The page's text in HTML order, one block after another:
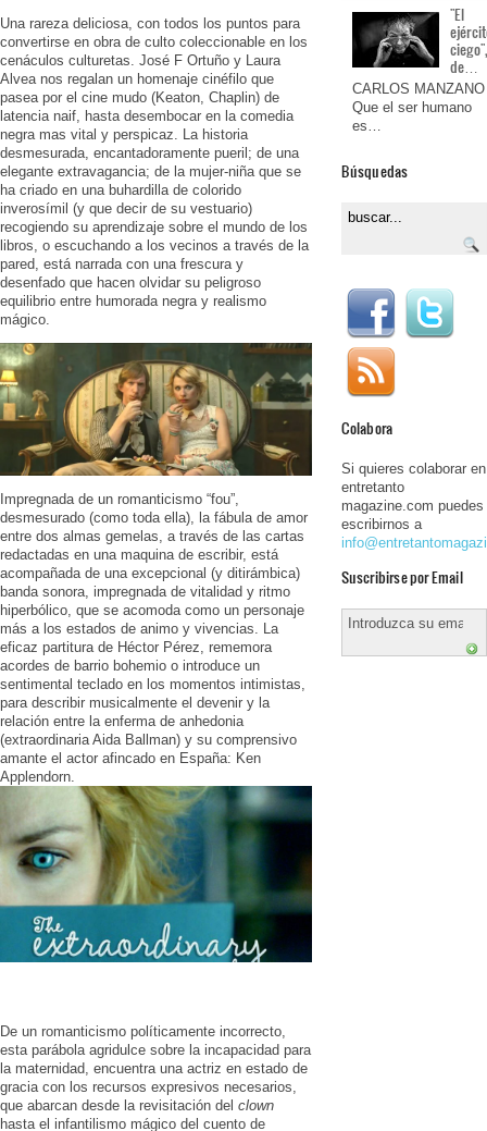
Una rareza deliciosa, con todos los puntos para
convertirse en obra de culto coleccionable en los
cenáculos culturetas. José F Ortuño y Laura
Alvea nos regalan un homenaje cinéfilo que
pasea por el cine mudo (Keaton, Chaplin) de
latencia naif, hasta desembocar en la comedia
negra mas vital y perspicaz. La historia
desmesurada, encantadoramente pueril; de una
elegante extravagancia; de la mujer-niña que se
ha criado en una buhardilla de colorido
inverosímil (y que decir de su vestuario)
recogiendo su aprendizaje sobre el mundo de los
libros, o escuchando a los vecinos a través de la
pared, está narrada con una frescura y
desenfado que hacen olvidar su peligroso
equilibrio entre humorada negra y realismo
mágico.
Impregnada de un romanticismo “fou”,
desmesurado (como toda ella), la fábula de amor
entre dos almas gemelas, a través de las cartas
redactadas en una maquina de escribir, está
acompañada de una excepcional (y ditirámbica)
banda sonora, impregnada de vitalidad y ritmo
hiperbólico, que se acomoda como un personaje
más a los estados de animo y vivencias. La
eficaz partitura de Héctor Pérez, rememora
acordes de barrio bohemio o introduce un
sentimental teclado en los momentos intimistas,
para describir musicalmente el devenir y la
relación entre la enferma de anhedonia
(extraordinaria Aida Ballman) y su comprensivo
amante el actor afincado en España: Ken
Applendorn.
De un romanticismo políticamente incorrecto,
esta parábola agridulce sobre la incapacidad para
la maternidad, encuentra una actriz en estado de
gracia con los recursos expresivos necesarios,
que abarcan desde la revisitación del clown
hasta el infantilismo mágico del cuento de
"El
de…
CARLOS MANZANO
Que el ser humano
es…
Búsquedas
Colabora
Si quieres colaborar en
entretanto
magazine.com puedes
escribirnos a
Suscribirse por Email